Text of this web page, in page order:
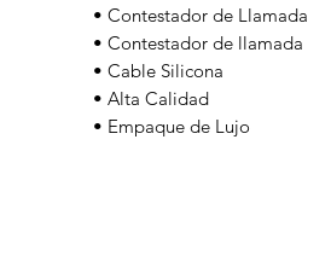
• Contestador de Llamada
• Contestador de llamada
• Cable Silicona
• Alta Calidad
• Empaque de Lujo